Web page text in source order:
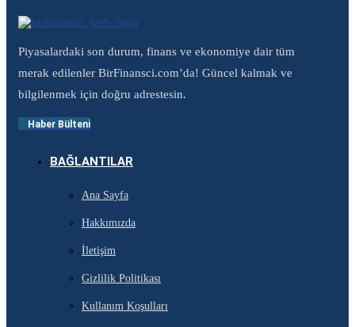
Piyasalardaki son durum, finans ve ekonomiye dair tüm
merak edilenler BirFinansci.com’da! Güncel kalmak ve
bilgilenmek için doğru adrestesin.
Haber Bülteni
BAĞLANTILAR
Ana Sayfa
Hakkımızda
İletişim
Gizlilik Politikası
Kullanım Koşulları